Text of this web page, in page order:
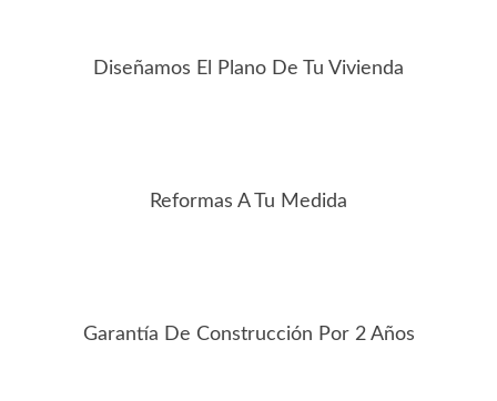
Diseñamos El Plano De Tu Vivienda
Reformas A Tu Medida
Garantía De Construcción Por 2 Años